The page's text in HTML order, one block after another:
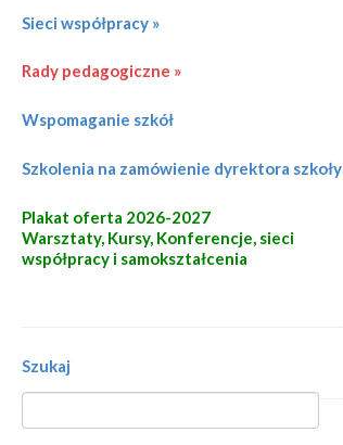
Sieci współpracy »
Rady pedagogiczne »
Wspomaganie szkół
Szkolenia na zamówienie dyrektora szkoły
Plakat oferta 2026-2027
Warsztaty, Kursy, Konferencje, sieci
współpracy i samokształcenia
Szukaj